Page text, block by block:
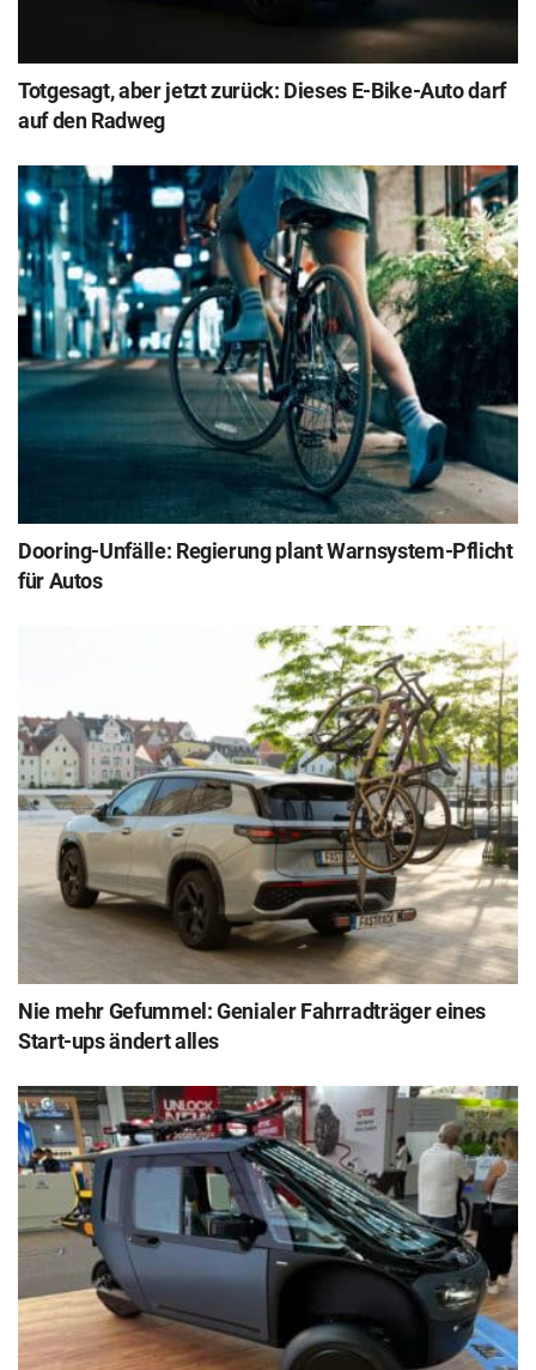
Totgesagt, aber jetzt zurück: Dieses E-Bike-Auto darf
auf den Radweg
Dooring-Unfälle: Regierung plant Warnsystem-Pflicht
für Autos
Nie mehr Gefummel: Genialer Fahrradträger eines
Start-ups ändert alles